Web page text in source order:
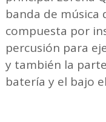
banda de música
compuesta por
percusión para
y también la
batería y el bajo